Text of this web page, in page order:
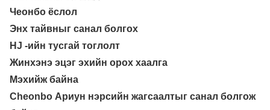
Чеонбо ёслол
Энх тайвныг санал болгох
HJ -ийн тусгай тоглолт
Жинхэнэ эцэг эхийн орох хаалга
Мэхийж байна
Cheonbo Ариун нэрсийн жагсаалтыг санал болгож